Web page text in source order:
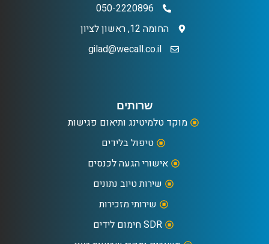
שרותים
מוקד טלמיטינג ותיאום פגישות
טיפול בלידים
אישורי הגעה לכנסים
שירות טיוב נתונים
שירותי מזכירות
SDR חימום לידים
050-2220896
החומה 12, ראשון לציון
gilad@wecall.co.il